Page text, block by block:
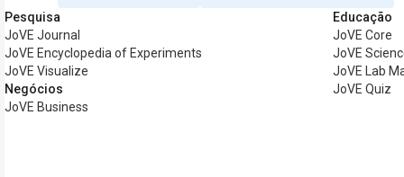
Pesquisa
JoVE Journal
JoVE Encyclopedia of Experiments
JoVE Visualize
Negócios
JoVE Business
Educação
JoVE Core
JoVE
JoVE Lab
JoVE Quiz